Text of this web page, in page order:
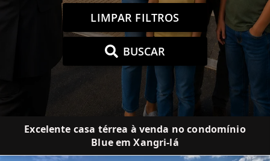
LIMPAR FILTROS
BUSCAR
Excelente casa térrea à venda no condomínio
Blue em Xangri-lá